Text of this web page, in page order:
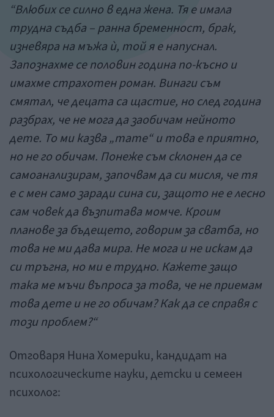
“Влюбих се силно в една жена. Тя е имала
трудна съдба – ранна бременност, брак,
изневяра на мъжа ѝ, той я е напуснал.
Запознахме се половин година по-късно и
имахме страхотен роман. Винаги съм
смятал, че децата са щастие, но след година
разбрах, че не мога да заобичам нейното
дете. То ми казва „тате“ и това е приятно,
но не го обичам. Понеже съм склонен да се
самоанализирам, започвам да си мисля, че тя
е с мен само заради сина си, защото не е лесно
сам човек да възпитава момче. Кроим
планове за бъдещето, говорим за сватба, но
това не ми дава мира. Не мога и не искам да
си тръгна, но ми е трудно. Кажете защо
така ме мъчи въпроса за това, че не приемам
това дете и не го обичам? Как да се справя с
този проблем?“
Отговаря Нина Хомерики, кандидат на
психологическите науки, детски и семеен
психолог: